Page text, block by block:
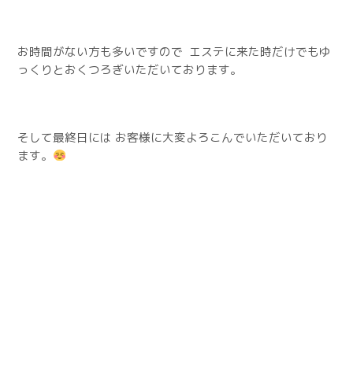
お時間がない方も多いですので エステに来た時だけでもゆ
っくりとおくつろぎいただいております。
そして最終日には お客様に大変よろこんでいただいており
ます。